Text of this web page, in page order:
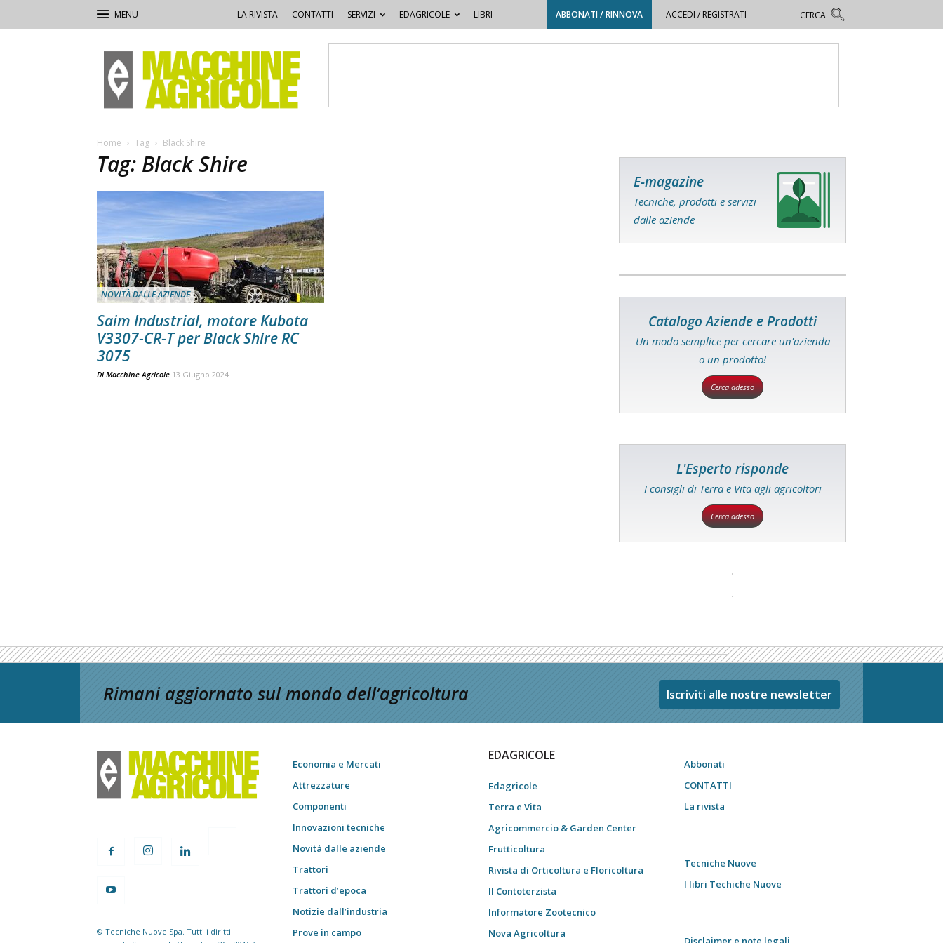
LA RIVISTA CONTATTI SERVIZI EDAGRICOLE LIBRI ABBONATI / RINNOVA ACCEDI / REGISTRATI
Macchine
Agricole
Home Tag Black Shire
Tag: Black Shire
NOVITÀ DALLE AZIENDE
Saim Industrial, motore Kubota
V3307-CR-T per Black Shire RC
3075
Di Macchine Agricole 13 Giugno 2024
E-magazine
Tecniche, prodotti e servizi
dalle aziende
Catalogo Aziende e Prodotti
Un modo semplice per cercare un'azienda
o un prodotto!
Cerca adesso
L'Esperto risponde
I consigli di Terra e Vita agli agricoltori
Cerca adesso
Rimani aggiornato sul mondo dell’agricoltura Iscriviti alle nostre newsletter
© Tecniche Nuove Spa. Tutti i diritti
Economia e Mercati
Attrezzature
Componenti
Innovazioni tecniche
Novità dalle aziende
Trattori
Trattori d’epoca
Notizie dall’industria
Prove in campo
EDAGRICOLE
Edagricole
Terra e Vita
Agricommercio & Garden Center
Frutticoltura
Rivista di Orticoltura e Floricoltura
Il Contoterzista
Informatore Zootecnico
Nova Agricoltura
Abbonati
CONTATTI
La rivista
Tecniche Nuove
I libri Techiche Nuove